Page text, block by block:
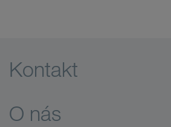
Kontakt
O nás